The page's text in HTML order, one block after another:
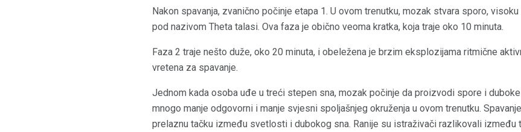
Nakon spavanja, zvanično počinje etapa 1. U ovom trenutku, mozak stvara sporo,
pod nazivom Theta talasi. Ova faza je obično veoma kratka, koja traje oko 10 minuta.
Faza 2 traje nešto duže, oko 20 minuta, i obeležena je brzim eksplozijama ritmične
vretena za spavanje.
Jednom kada osoba uđe u treći stepen sna, mozak počinje da proizvodi spore i
mnogo manje odgovorni i manje svjesni spoljašnjeg okruženja u ovom trenutku.
prelaznu tačku između svetlosti i dubokog sna. Ranije su istraživači razlikovali